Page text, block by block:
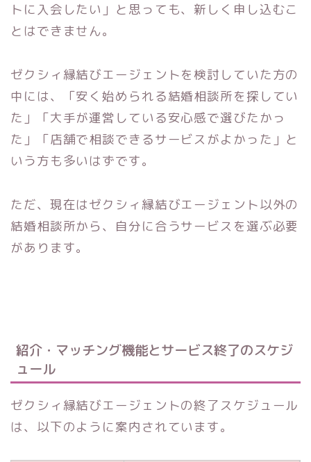
トに入会したい」と思っても、新しく申し込むこ
とはできません。
ゼクシィ縁結びエージェントを検討していた方の
中には、「安く始められる結婚相談所を探してい
た」「大手が運営している安心感で選びたかっ
た」「店舗で相談できるサービスがよかった」と
いう方も多いはずです。
ただ、現在はゼクシィ縁結びエージェント以外の
結婚相談所から、自分に合うサービスを選ぶ必要
があります。
紹介・マッチング機能とサービス終了のスケジ
ュール
ゼクシィ縁結びエージェントの終了スケジュール
は、以下のように案内されています。